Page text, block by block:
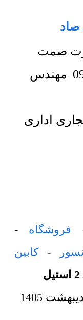
صمت
مهندس
اداری
فروشگاه -
-کابین